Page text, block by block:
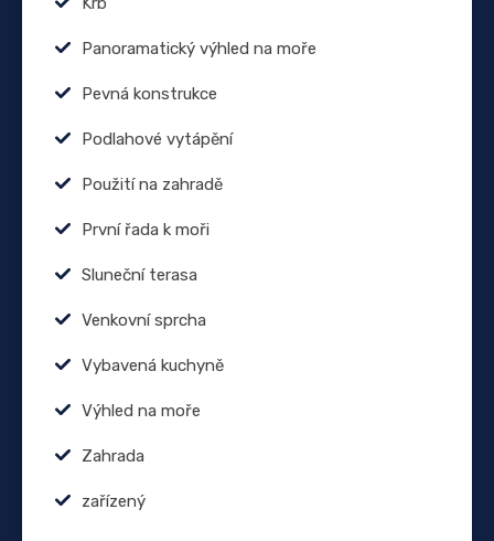
Panoramatický výhled na moře
Pevná konstrukce
Podlahové vytápění
Použití na zahradě
První řada k moři
Sluneční terasa
Venkovní sprcha
Vybavená kuchyně
Výhled na moře
Zahrada
zařízený